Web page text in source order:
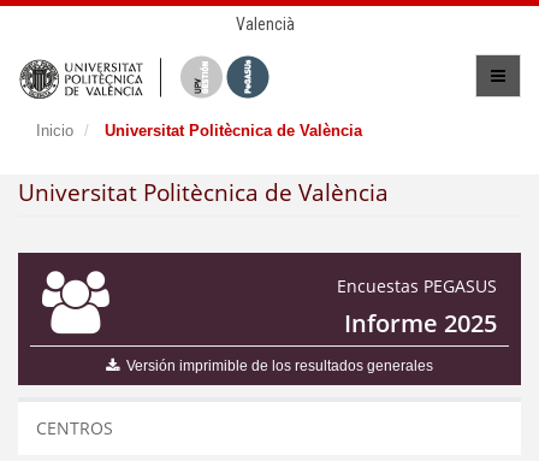
Valencià
Inicio Universitat Politècnica de València
Universitat Politècnica de València
Encuestas PEGASUS
Informe 2025
Versión imprimible de los resultados generales
CENTROS